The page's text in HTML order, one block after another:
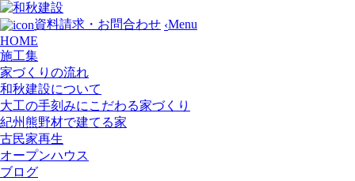
資料請求・お問合わせ ‹Menu
HOME
施工集
家づくりの流れ
和秋建設について
大工の手刻みにこだわる家づくり
紀州熊野材で建てる家
古民家再生
オープンハウス
ブログ